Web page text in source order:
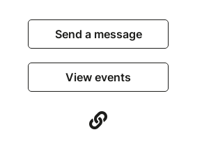
Send a message
View events